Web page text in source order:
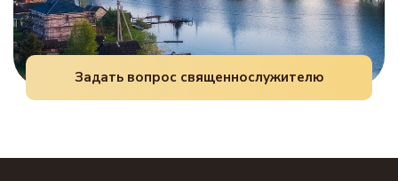
Задать вопрос священнослужителю